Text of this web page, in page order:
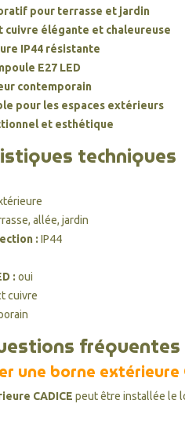
pour terrasse et jardin
cuivre élégante et chaleureuse
IP44 résistante
E27 LED
contemporain
pour les espaces extérieurs
et esthétique
techniques
allée, jardin
: IP44
: oui
cuivre
une borne extérieure
CADICE peut être installée le